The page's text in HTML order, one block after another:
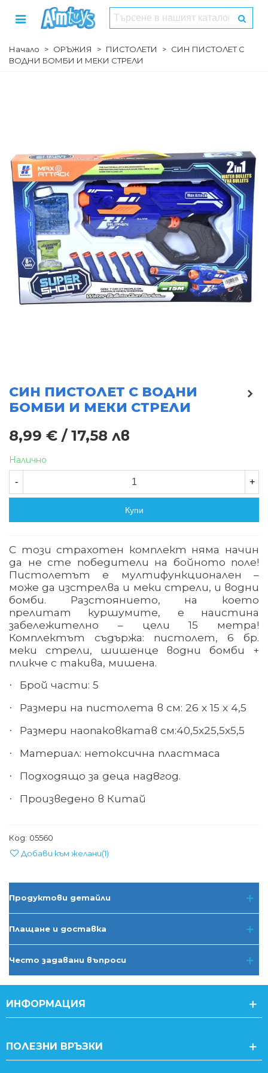
Начало > ОРЪЖИЯ > ПИСТОЛЕТИ > СИН ПИСТОЛЕТ С
ВОДНИ БОМБИ И МЕКИ СТРЕЛИ
СИН ПИСТОЛЕТ С ВОДНИ
БОМБИ И МЕКИ СТРЕЛИ
8,99 € / 17,58 лв
Налично
- +
Купи
С този страхотен комплект няма начин
да не сте победители на бойното поле!
Пистолетът е мултифункционален –
може да изстрелва и меки стрели, и водни
бомби. Разстоянието, на което
прелитат куршумите, е наистина
забележително – цели 15 метра!
Комплектът съдържа: пистолет, 6 бр.
меки стрели, шишенце водни бомби +
пликче с такива, мишена.
· Брой части: 5
· Размери на пистолета в см: 26 х 15 х 4,5
· Размери наопаковкатав см:40,5х25,5х5,5
· Материал: нетоксична пластмаса
· Подходящо за деца над8год.
· Произведено в Китай
Код: 05560
Добави към желани(1)
Продуктови детайли
Плащане и доставка
Често задавани въпроси
ИНФОРМАЦИЯ
ПОЛЕЗНИ ВРЪЗКИ